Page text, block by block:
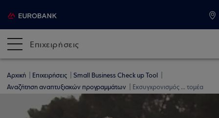
Επιχειρήσεις
Αρχική Επιχειρήσεις
Small Business Check up Tool
Αναζήτηση αναπτυξιακών προγραμμάτων
Εκσυγχρονισμός ... τομέα